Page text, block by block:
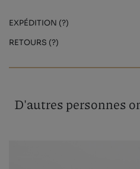
EXPÉDITION (?)
RETOURS (?)
D'autres personnes